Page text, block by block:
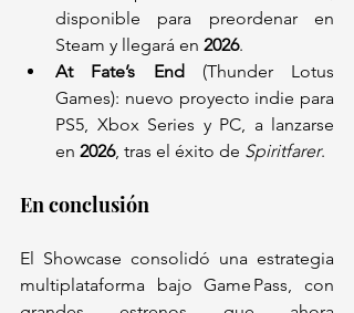
disponible para preordenar en
Steam y llegará en 2026.
At Fate’s End (Thunder Lotus
Games): nuevo proyecto indie para
PS5, Xbox Series y PC, a lanzarse
en 2026, tras el éxito de Spiritfarer.
En conclusión
El Showcase consolidó una estrategia
multiplataforma bajo Game Pass, con